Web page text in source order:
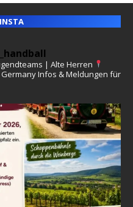
| Alte Herren
GermanyInfos & Meldungen für